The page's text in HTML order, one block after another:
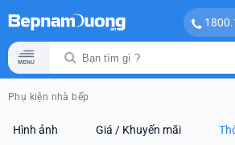
Phụ kiện nhà bếp
Hình ảnh Giá / Khuyến mãi